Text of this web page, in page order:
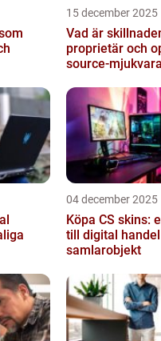
15 december 2025
Vad är
proprietär och
source-
04 december 2025
Köpa CS skins:
till digital
samlarobjekt